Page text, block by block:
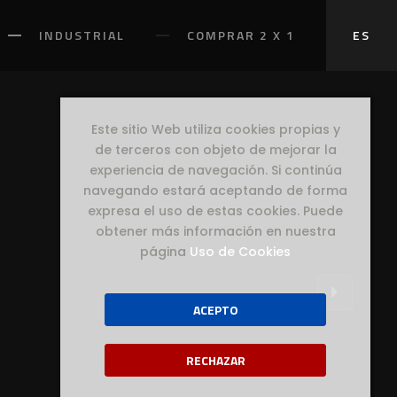
INDUSTRIAL COMPRAR 2 X 1 ES
Este sitio Web utiliza cookies propias y
de terceros con objeto de mejorar la
experiencia de navegación. Si continúa
navegando estará aceptando de forma
expresa el uso de estas cookies. Puede
obtener más información en nuestra
página Uso de Cookies
ACEPTO
RECHAZAR